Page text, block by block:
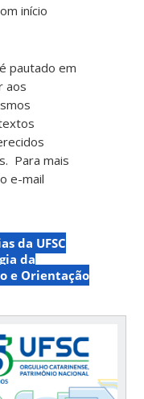
início
pautado em
aos
Para mais
e-mail
da UFSC
da
e Orientação